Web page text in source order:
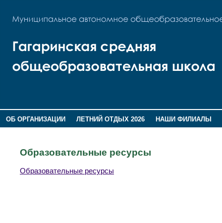
ОБ ОРГАНИЗАЦИИ ЛЕТНИЙ ОТДЫХ 2026
НАШИ ФИЛИАЛЫ
Образовательные ресурсы
Образовательные ресурсы